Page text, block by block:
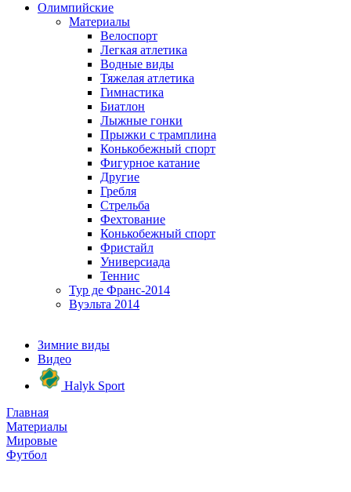
Олимпийские
Материалы
Велоспорт
Легкая атлетика
Водные виды
Тяжелая атлетика
Гимнастика
Биатлон
Лыжные гонки
Прыжки с трамплина
Конькобежный спорт
Фигурное катание
Другие
Гребля
Стрельба
Фехтование
Конькобежный спорт
Фристайл
Универсиада
Теннис
Тур де Франс-2014
Вуэльта 2014
Зимние виды
Видео
Halyk Sport
Главная
Материалы
Мировые
Футбол